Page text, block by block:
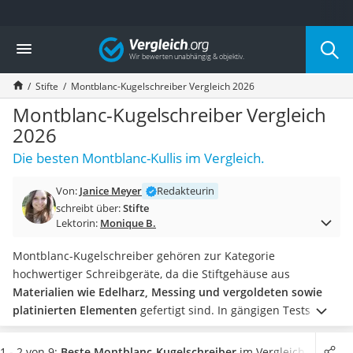
Die beliebtesten Vergleiche nach Kategorie
Wohnen
Matratzen-Topper
Matratzen
Konferenzlautsprecher
Tageslichtlampe
Badlüfter
Ergonomischer Bürostuhl
Außenleuchte mit Kamera
Ozongeneratoren
Konferenzmikrofon
Klappmatratze
Duschkopf mit Kalkfilter
Aktenvernichter Sicherheitsstufe 4
Bettgitter
Vergleich
Stifte Montblanc-Kugelschreiber Vergleich 2026
Montblanc-Kugelschreiber Vergleich
2026
Die besten Montblanc-Kullis im Vergleich.
Von: Janice Meyer
Redakteurin
schreibt über:Stifte
Lektorin: Monique B.
Montblanc-Kugelschreiber gehören zur Kategorie
hochwertiger Schreibgeräte, da die Stiftgehäuse aus
Materialien wie Edelharz, Messing und vergoldeten sowie
platinierten Elementen gefertigt sind. In gängigen Tests im
Internet wird dieMöglichkeit des Wechselns der Mineals
Pluspunkt hervorgehoben. So können Sie Ihren